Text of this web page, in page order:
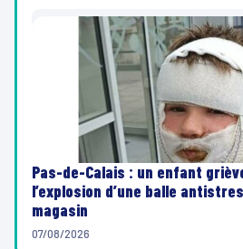
Pas-de-Calais : un enfant
l’explosion d’une balle
magasin
07/08/2026